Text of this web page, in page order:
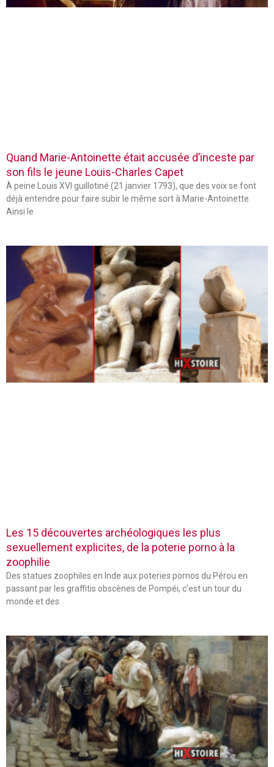
Quand Marie-Antoinette était accusée d’inceste par
son fils le jeune Louis-Charles Capet
À peine Louis XVI guillotiné (21 janvier 1793), que des voix se font
déjà entendre pour faire subir le même sort à Marie-Antoinette.
Ainsi le
Les 15 découvertes archéologiques les plus
sexuellement explicites, de la poterie porno à la
zoophilie
Des statues zoophiles en Inde aux poteries pornos du Pérou en
passant par les graffitis obscènes de Pompéi, c’est un tour du
monde et des